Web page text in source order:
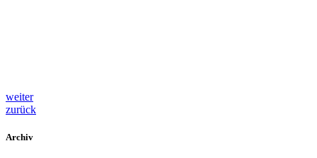
weiter
zurück
Archiv